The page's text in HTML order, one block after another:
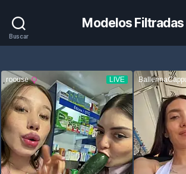
Buscar
Modelos Filtradas